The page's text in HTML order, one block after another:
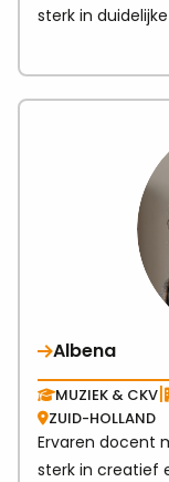
sterk in
Albena
MUZIEK & CKV|
ZUID-HOLLAND
Ervaren docent
sterk in creatief